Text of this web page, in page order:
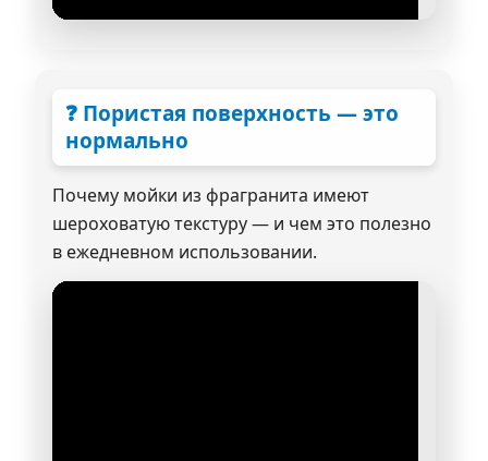
❓ Пористая поверхность — это
нормально
Почему мойки из фрагранита имеют
шероховатую текстуру — и чем это полезно
в ежедневном использовании.